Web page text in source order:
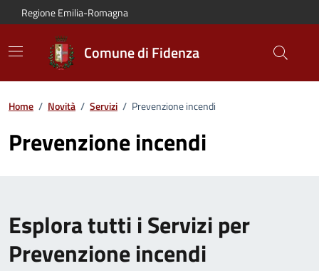
Vai al contenuto principale
Vai alla navigazione del sito
Vai al piede di pagina
Regione Emilia-Romagna
Comune di Fidenza
Home / Novità / Servizi / Prevenzione incendi
Prevenzione incendi
Esplora tutti i Servizi per
Prevenzione incendi